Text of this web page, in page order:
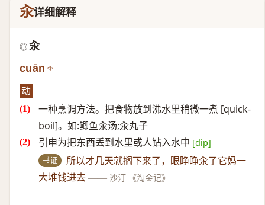
汆详细解释
◎ 汆
cuān
动
一种烹调方法。把食物放到沸水里稍微一煮 [quick-
boil]。如:鲫鱼汆汤;汆丸子
引申为把东西丢到水里或人钻入水中 [dip]
书证
所以才几天就搁下来了，眼睁睁汆了它妈一
大堆钱进去 —— 沙汀 《淘金记》